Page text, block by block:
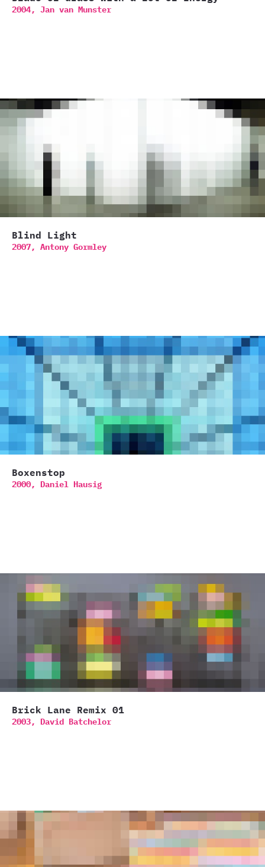
2004, Jan van Munster
Blind Light
2007, Antony Gormley
Boxenstop
2000, Daniel Hausig
Brick Lane Remix 01
2003, David Batchelor